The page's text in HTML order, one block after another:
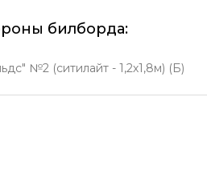
билборда:
№2 (ситилайт - 1,2х1,8м) (Б)